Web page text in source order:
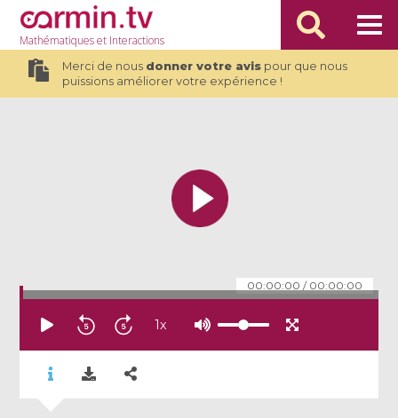
Mathématiqueset Interactions
Merci de nous donner votre avispour que nous
puissions améliorer votre expérience !
00:00:00 / 00:00:00
1x